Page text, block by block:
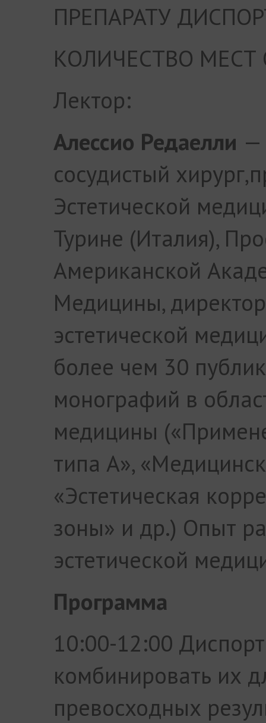
ПРЕПАРАТУ
КОЛИЧЕСТВО
Лектор:
Алессио Редаелли —
сосудистый
Эстетической
Турине (Италия),
Американской
Медицины,
эстетической
более чем 30
монографий в
медицины
типа А»,
«Эстетическая
зоны» и др.) Опыт
эстетической
Программа
10:00-12:00
комбинировать их
превосходных